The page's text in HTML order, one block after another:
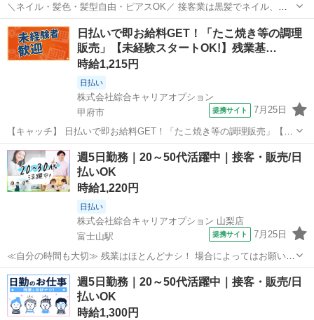
＼ネイル・髪色・髪型自由・ピアスOK／ 接客業は黒髪でネイル、ア
クセサリー禁止なお店が多いけど ジュエルカフェでは、すべてが自由
です★ オシャレをしながらあなたらしく働けます！ ※常識の範囲内で
お願いします。 ★月10万以...
山梨 中巨摩郡 甲府駅 アパレル
日払いで即お給料GET！「たこ焼き等の調理
販売」【未経験スタートOK!】残業基…
時給1,215円
日払い
株式会社綜合キャリアオプション
甲府市
提携サイト 7月25日
【キャッチ】 日払いで即お給料GET！「たこ焼き等の調理販売」【未
経験スタートOK!】残業基本ナシ!プライベートも充実♪高時給1215
円！ 【コメント】 弊社なら事前の職場見学が多数！お仕事安心スター
ト★★ 「派遣では働...
山梨 甲府市 その他
週5日勤務｜20～50代活躍中｜接客・販売/日
払いOK
時給1,220円
日払い
株式会社綜合キャリアオプション 山梨店
富士山駅
提携サイト 7月25日
≪自分の時間も大切≫ 残業はほとんどナシ！ 場合によってはお願いす
ることもあります♪ ≪ラクラク制服アリ≫ 制服があるので、 毎日の服
装の悩み解消♪ ≪未経験OKの仕事≫ 新しいことにチャレンジするのは
不安だけど、 しっかり...
山梨 南都留郡 富士山駅 その他
週5日勤務｜20～50代活躍中｜接客・販売/日
払いOK
時給1,300円